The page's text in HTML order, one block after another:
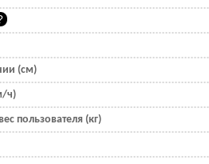
(см)
ч)
пользователя (кг)